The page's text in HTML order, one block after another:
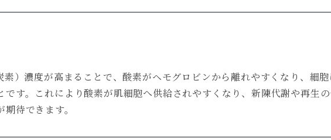
素）濃度が高まることで、酸素がヘモグロビンから離れやすくなり、細
です。これにより酸素が肌細胞へ供給されやすくなり、新陳代謝や再生
待できます。